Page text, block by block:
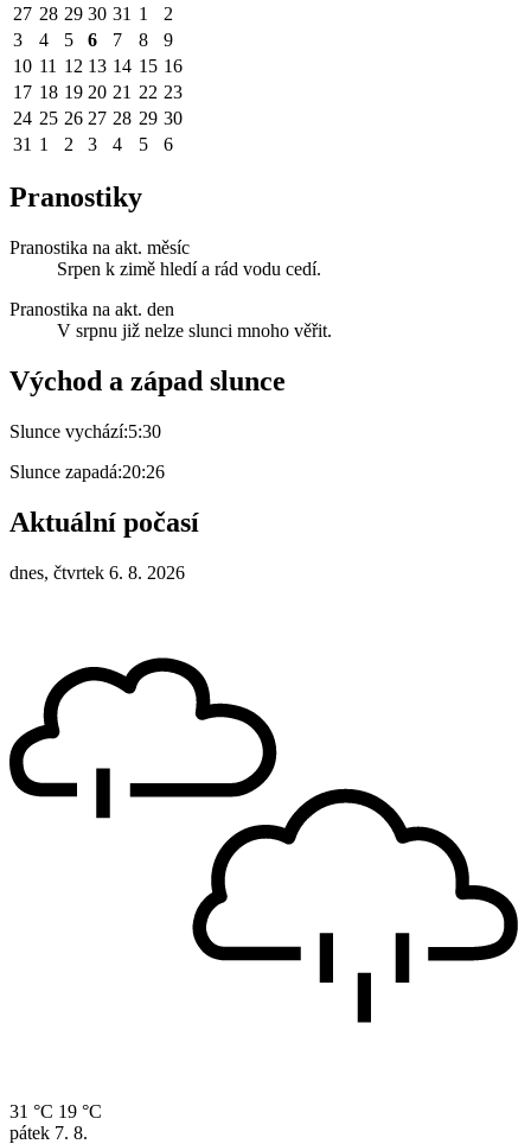
27 28 29 30 31 1
2
3
4 5 6 7 8
9
10 11 12 13 14 15 16
17 18 19 20 21 22 23
24 25 26 27 28 29 30
31 1 2 3 4 5 6
Pranostiky
Pranostika na akt. měsíc
Srpen k zimě hledí a rád vodu cedí.
Pranostika na akt. den
V srpnu již nelze slunci mnoho věřit.
Východ a západ slunce
Slunce vychází:5:30
Slunce zapadá:20:26
Aktuální počasí
dnes, čtvrtek 6. 8. 2026
31 °C 19 °C
pátek 7. 8.